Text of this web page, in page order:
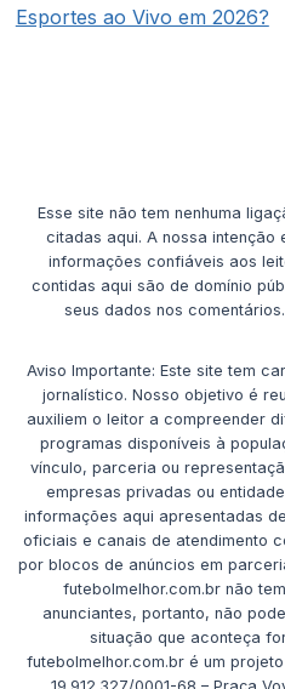
Esportes ao Vivo em 2026?
Esse site não tem nenhuma
citadas aqui. A nossa
informações confiáveis aos
contidas aqui são de domínio
seus dados nos
Aviso Importante: Este site tem
jornalístico. Nosso objetivo é
auxiliem o leitor a compreender
programas disponíveis à
vínculo, parceria ou
empresas privadas ou
informações aqui apresentadas
oficiais e canais de atendimento
por blocos de anúncios em
futebolmelhor.com.br não
anunciantes, portanto, não
situação que aconteça
futebolmelhor.com.br é um